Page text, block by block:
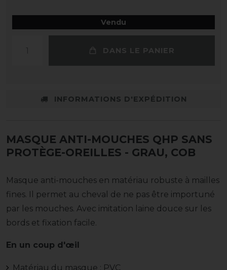
Vendu
DANS LE PANIER
INFORMATIONS D'EXPÉDITION
MASQUE ANTI-MOUCHES QHP SANS
PROTÈGE-OREILLES - GRAU, COB
Masque anti-mouches en matériau robuste à mailles
fines. Il permet au cheval de ne pas être importuné
par les mouches. Avec imitation laine douce sur les
bords et fixation facile.
En un coup d'œil
Matériau du masque : PVC